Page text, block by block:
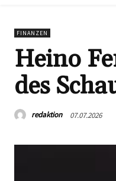
FINANZEN
Heino
des
redaktion 07.07.2026